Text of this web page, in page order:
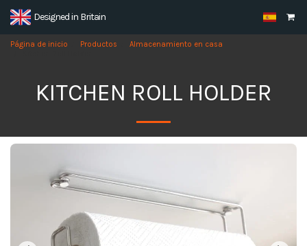
Designed in Britain
Página de inicio Productos
Almacenamiento en casa
KITCHEN ROLL HOLDER